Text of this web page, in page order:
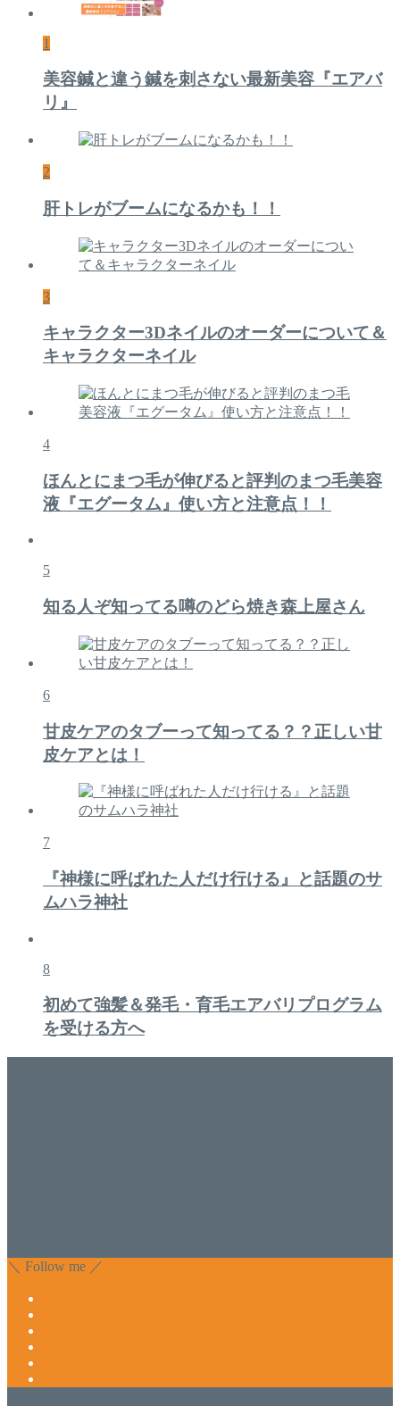
1
美容鍼と違う鍼を刺さない最新美容『エアバ
リ』
2
肝トレがブームになるかも！！
3
キャラクター3Dネイルのオーダーについて＆
キャラクターネイル
4
ほんとにまつ毛が伸びると評判のまつ毛美容
液『エグータム』使い方と注意点！！
5
知る人ぞ知ってる噂のどら焼き森上屋さん
6
甘皮ケアのタブーって知ってる？？正しい甘
皮ケアとは！
7
『神様に呼ばれた人だけ行ける』と話題のサ
ムハラ神社
8
初めて強髪＆発毛・育毛エアバリプログラム
を受ける方へ
＼ Follow me ／